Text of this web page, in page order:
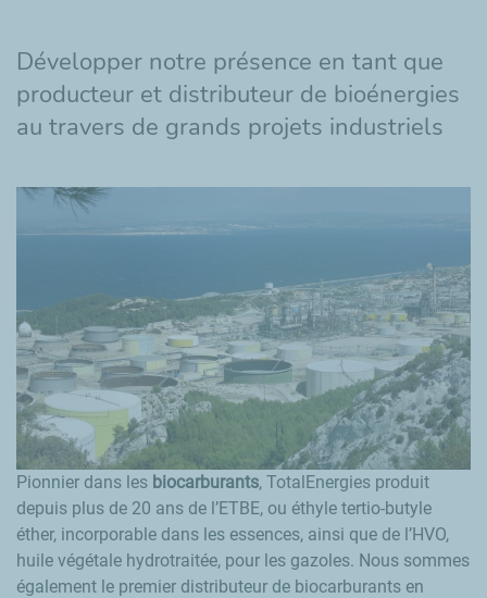
Développer notre présence en tant que
producteur et distributeur de bioénergies
au travers de grands projets industriels
Pionnier dans les biocarburants, TotalEnergies produit
depuis plus de 20 ans de l’ETBE, ou éthyle tertio-butyle
éther, incorporable dans les essences, ainsi que de l’HVO,
huile végétale hydrotraitée, pour les gazoles. Nous sommes
également le premier distributeur de biocarburants en